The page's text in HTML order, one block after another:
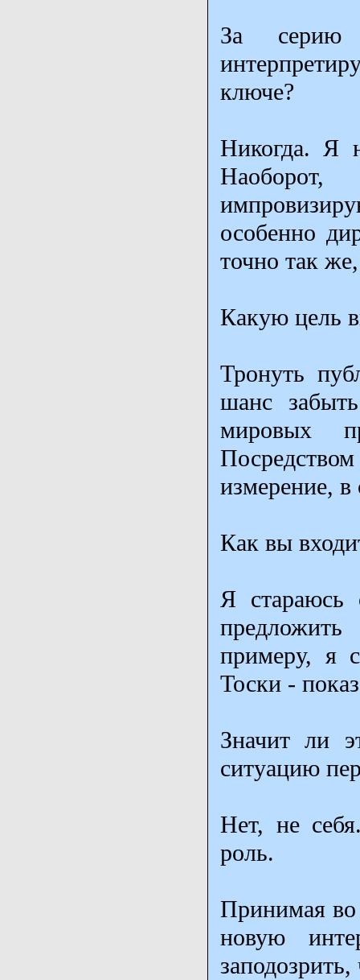
За серию
ключе?
Никогда. Я
особенно
точно так
Какую цель
Тронуть
шанс
мировых
измерение, в
Как вы
Я стараюсь
примеру, я
Тоски -
Значит ли
ситуацию
Нет, не
роль.
Принимая во
новую